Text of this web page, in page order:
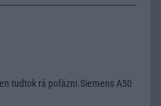
tudtok rá pofázni.Siemens A50